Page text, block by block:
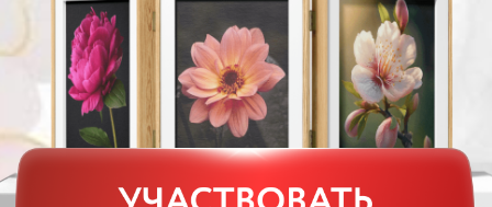
Акция
в подарок за регистрацию урок
“Цветок акрилом за 5 минут”
Действует еще
2:42